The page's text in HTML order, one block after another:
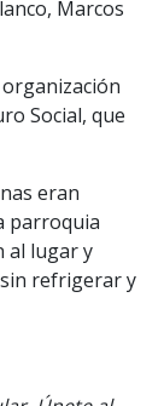
Marcos
Social, que
eran
parroquia
al lugar y
refrigerar y